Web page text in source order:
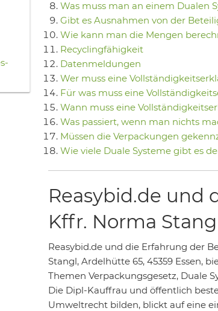
Was muss man an einem Dualen
Gibt es Ausnahmen von der
Wie kann man die Mengen
Recyclingfähigkeit
Datenmeldungen
Wer muss eine
Für was muss eine
Wann muss eine
Was passiert, wenn man nichts
Müssen die Verpackungen
Wie viele Duale Systeme gibt es
Reasybid.de und
Kffr. Norma
Reasybid.de und die Erfahrung der
Stangl, Ardelhütte 65, 45359 Essen,
Themen Verpackungsgesetz, Duale
Die Dipl-Kauffrau und öffentlich
Umweltrecht bilden, blickt auf eine